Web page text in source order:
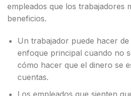
empleados que los trabajadores
beneficios.
Un trabajador puede hacer
enfoque principal cuando no
cómo hacer que el dinero se
cuentas.
Los empleados que sienten